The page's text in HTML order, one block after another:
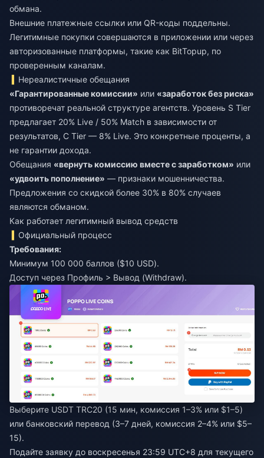
обмана.
Внешние платежные ссылки или QR-коды поддельны.
Легитимные покупки совершаются в приложении или через
авторизованные платформы, такие как BitTopup, по
проверенным каналам.
Нереалистичные обещания
«Гарантированные комиссии» или «заработок без риска»
противоречат реальной структуре агентств. Уровень S Tier
предлагает 20% Live / 50% Match в зависимости от
результатов, C Tier — 8% Live. Это конкретные проценты, а
не гарантии дохода.
Обещания «вернуть комиссию вместе с заработком» или
«удвоить пополнение» — признаки мошенничества.
Предложения со скидкой более 30% в 80% случаев
являются обманом.
Как работает легитимный вывод средств
Официальный процесс
Требования:
Минимум 100 000 баллов ($10 USD).
Доступ через Профиль > Вывод (Withdraw).
Выберите USDT TRC20 (15 мин, комиссия 1–3% или $1–5)
или банковский перевод (3–7 дней, комиссия 2–4% или $5–
15).
Подайте заявку до воскресенья 23:59 UTC+8 для текущего